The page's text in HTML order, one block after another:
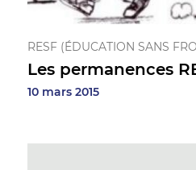
RESF (ÉDUCATION SANS
Les permanences
10 mars 2015